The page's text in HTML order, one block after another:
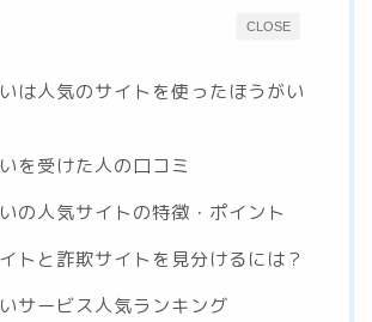
CLOSE
は人気のサイトを使ったほうがい
を受けた人の口コミ
の人気サイトの特徴・ポイント
トと詐欺サイトを見分けるには？
サービス人気ランキング